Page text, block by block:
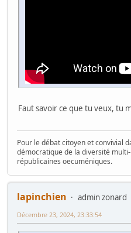
Faut savoir ce que tu veux, tu
Pour le débat citoyen et convivial
démocratique de la diversité
républicaines oecuméniques.
lapinchien
admin zonard
Décembre 23, 2024, 23:33:54